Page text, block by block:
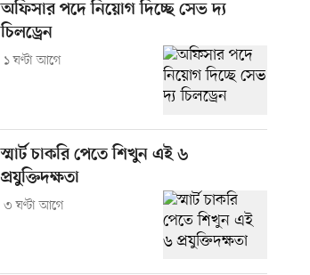
অফিসার পদে নিয়োগ দিচ্ছে সেভ দ্য
চিলড্রেন
১ ঘণ্টা আগে
স্মার্ট চাকরি পেতে শিখুন এই ৬
প্রযুক্তিদক্ষতা
৩ ঘণ্টা আগে